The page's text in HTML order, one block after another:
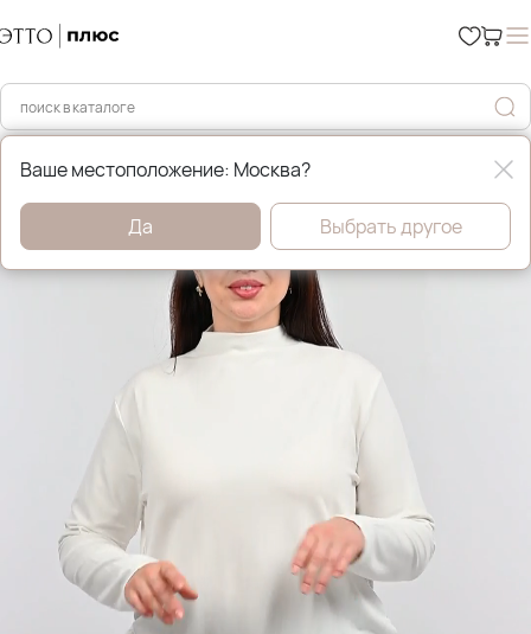
Главная Джемперы, свитера и кардиганы
Ваше местоположение: Москва?
Да Выбрать другое